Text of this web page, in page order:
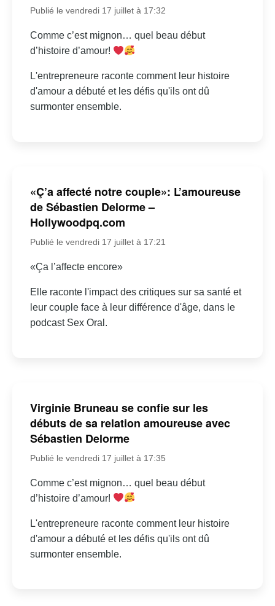
Publié le vendredi 17 juillet à 17:32
Comme c’est mignon… quel beau début
d’histoire d’amour!
L'entrepreneure raconte comment leur histoire
d'amour a débuté et les défis qu'ils ont dû
surmonter ensemble.
«Ç’a affecté notre couple»: L’amoureuse
de Sébastien Delorme –
Hollywoodpq.com
Publié le vendredi 17 juillet à 17:21
«Ça l’affecte encore»
Elle raconte l'impact des critiques sur sa santé et
leur couple face à leur différence d'âge, dans le
podcast Sex Oral.
Virginie Bruneau se confie sur les
débuts de sa relation amoureuse avec
Sébastien Delorme
Publié le vendredi 17 juillet à 17:35
Comme c’est mignon… quel beau début
d’histoire d’amour!
L'entrepreneure raconte comment leur histoire
d'amour a débuté et les défis qu'ils ont dû
surmonter ensemble.